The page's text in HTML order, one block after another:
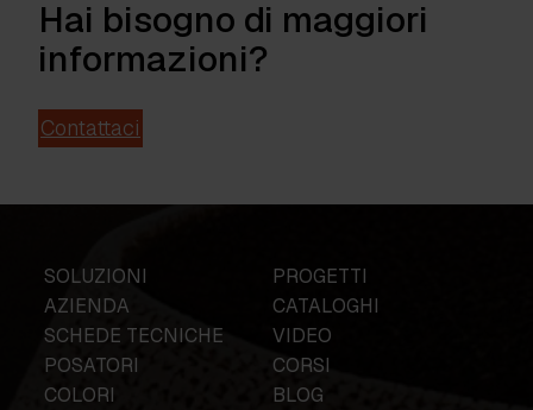
Hai bisogno di maggiori
informazioni?
Contattaci
SOLUZIONI
PROGETTI
AZIENDA
CATALOGHI
SCHEDE TECNICHE
VIDEO
POSATORI
CORSI
COLORI
BLOG